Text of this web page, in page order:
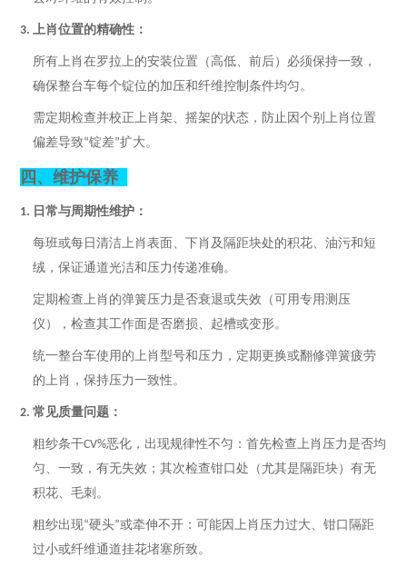
3.上肖位置的精确性：
所有上肖在罗拉上的安装位置（高低、前后）必须保持一致，
确保整台车每个锭位的加压和纤维控制条件均匀。
需定期检查并校正上肖架、摇架的状态，防止因个别上肖位置
偏差导致“锭差”扩大。
四、维护保养
1. 日常与周期性维护：
每班或每日清洁上肖表面、下肖及隔距块处的积花、油污和短
绒，保证通道光洁和压力传递准确。
定期检查上肖的弹簧压力是否衰退或失效（可用专用测压
仪），检查其工作面是否磨损、起槽或变形。
统一整台车使用的上肖型号和压力，定期更换或翻修弹簧疲劳
的上肖，保持压力一致性。
2.常见质量问题：
粗纱条干CV%恶化，出现规律性不匀：首先检查上肖压力是否均
匀、一致，有无失效；其次检查钳口处（尤其是隔距块）有无
积花、毛刺。
粗纱出现“硬头”或牵伸不开：可能因上肖压力过大、钳口隔距
过小或纤维通道挂花堵塞所致。